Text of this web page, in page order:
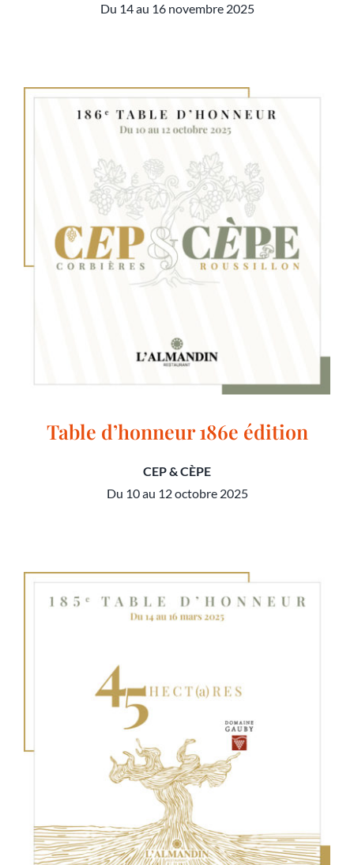
Du 14 au 16 novembre 2025
Table d’honneur 186e édition
CEP & CÈPE
Du 10 au 12 octobre 2025